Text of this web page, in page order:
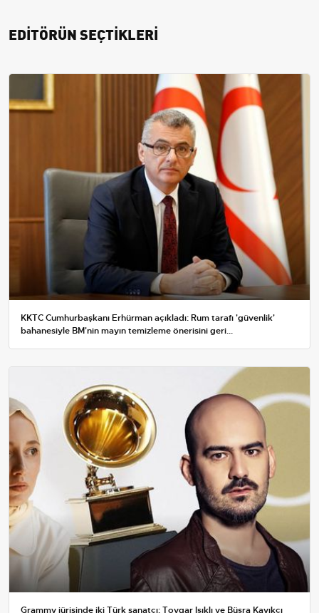
EDİTÖRÜN SEÇTİKLERİ
KKTC Cumhurbaşkanı Erhürman açıkladı: Rum tarafı 'güvenlik'
bahanesiyle BM'nin mayın temizleme önerisini geri...
Grammy jürisinde iki Türk sanatçı: Toygar Işıklı ve Büşra Kayıkçı